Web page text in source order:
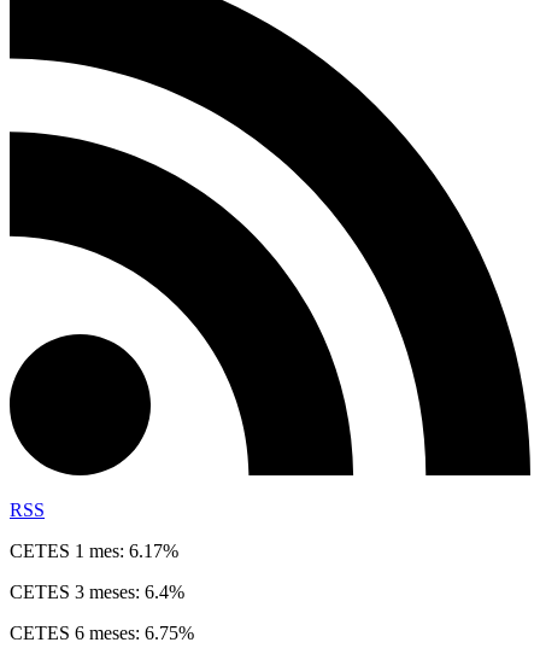
RSS
CETES 1 mes: 6.17%
CETES 3 meses: 6.4%
CETES 6 meses: 6.75%